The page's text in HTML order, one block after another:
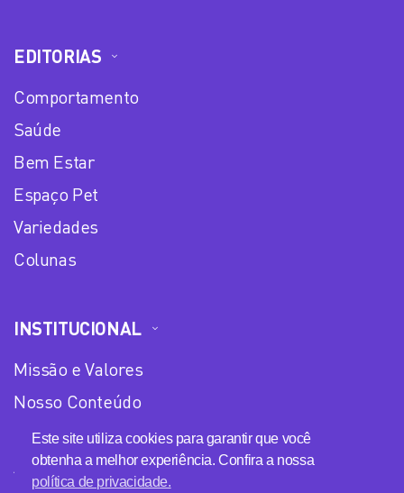
Este site utiliza cookies para garantir que você
obtenha a melhor experiência. Confira a nossa
política de privacidade.
EDITORIAS
Comportamento
Saúde
Bem Estar
Espaço Pet
Variedades
Colunas
INSTITUCIONAL
Missão e Valores
Nosso Conteúdo
Equipe
Anuncie no Plena Mulher